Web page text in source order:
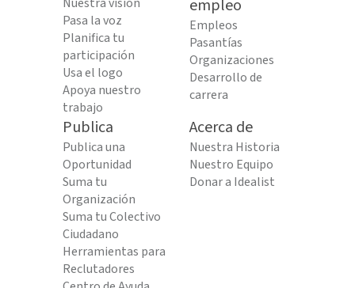
Pasa la voz
Planifica tu
participación
Usa el logo
Apoya nuestro
trabajo
empleo
Empleos
Pasantías
Organizaciones
Desarrollo de
carrera
Publica
Publica una
Oportunidad
Suma tu
Organización
Suma tu Colectivo
Ciudadano
Herramientas para
Reclutadores
Acerca de
Nuestra Historia
Nuestro Equipo
Donar a Idealist